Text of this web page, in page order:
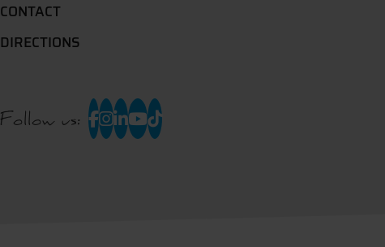
CONTACT
DIRECTIONS
Follow us: